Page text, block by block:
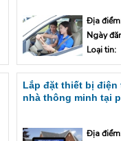
Địa
Ngày
Loại tin:
Lắp đặt thiết bị
nhà thông minh tại
Địa